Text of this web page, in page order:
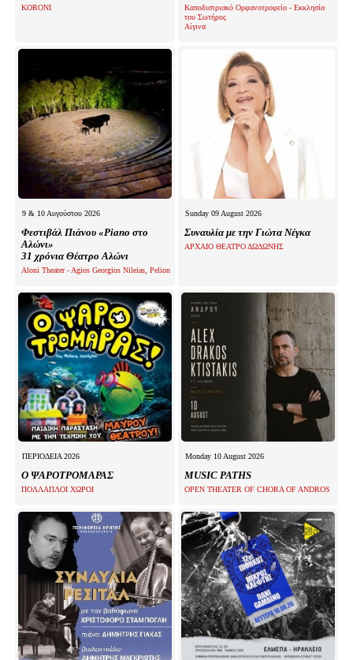
KORONI
Καποδιστριακό Ορφανοτροφείο - Εκκλησία
του Σωτήρος
Αίγινα
9 & 10 Αυγούστου 2026
Φεστιβάλ Πιάνου «Piano στο
Αλώνι»
31 χρόνια Θέατρο Αλώνι
Aloni Theater - Agios Georgios Nileias, Pelion
Sunday 09 August 2026
Συναυλία με την Γιώτα Νέγκα
ΑΡΧΑΙΟ ΘΕΑΤΡΟ ΔΩΔΩΝΗΣ
ΠΕΡΙΟΔΕΙΑ 2026
Ο ΨΑΡΟΤΡΟΜΑΡΑΣ
ΠΟΛΛΑΠΛΟΙ ΧΩΡΟΙ
Monday 10 August 2026
MUSIC PATHS
OPEN THEATER OF CHORA OF ANDROS